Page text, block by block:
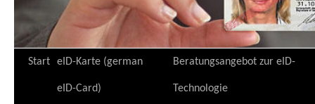
Zum
Start eID-Karte (german
eID-Card)
Beratungsangebot zur eID-
Technologie